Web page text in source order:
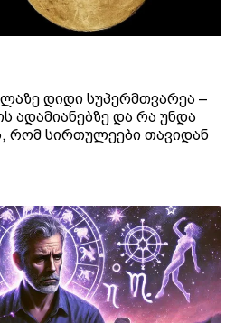
დიდი სუპერმთვარეა –
ადამიანებზე და რა უნდა
რომ სირთულეები თავიდან